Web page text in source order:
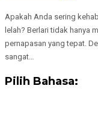
Apakah Anda sering
lelah? Berlari tidak hanya
pernapasan yang tepat.
sangat…
Pilih Bahasa: